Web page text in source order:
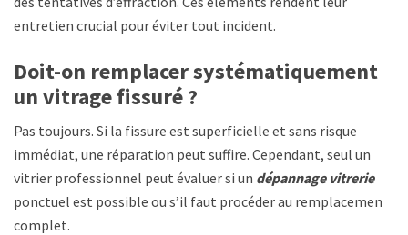
entretien crucial pour éviter tout incident.
Doit-on remplacer systématiquement
un vitrage fissuré ?
Pas toujours. Si la fissure est superficielle et sans risque
immédiat, une réparation peut suffire. Cependant, seul un
vitrier professionnel peut évaluer si un dépannage vitrerie
ponctuel est possible ou s’il faut procéder au remplacement
complet.